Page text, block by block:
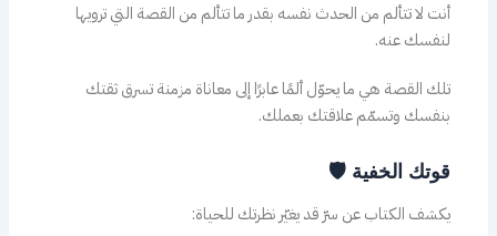
أنت لا تتألم من الحدث نفسه بقدر ما تتألم من القصة التي ترويها
لنفسك عنه.
تلك القصة هي ما يحوّل ألمًا عابرًا إلى معاناة مزمنة تسرق ثقتك
بنفسك وتسمّم علاقتك بعملك.
قوتك الخفية 🛡️
يكشف الكتاب عن سرّ قد يغيّر نظرتك للحياة: